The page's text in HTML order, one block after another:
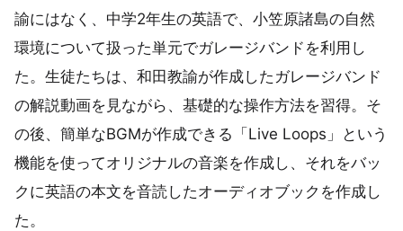
諭にはなく、中学2年生の英語で、小笠原諸島の自然
環境について扱った単元でガレージバンドを利用し
た。生徒たちは、和田教諭が作成したガレージバンド
の解説動画を見ながら、基礎的な操作方法を習得。そ
の後、簡単なBGMが作成できる「Live Loops」という
機能を使ってオリジナルの音楽を作成し、それをバッ
クに英語の本文を音読したオーディオブックを作成し
た。